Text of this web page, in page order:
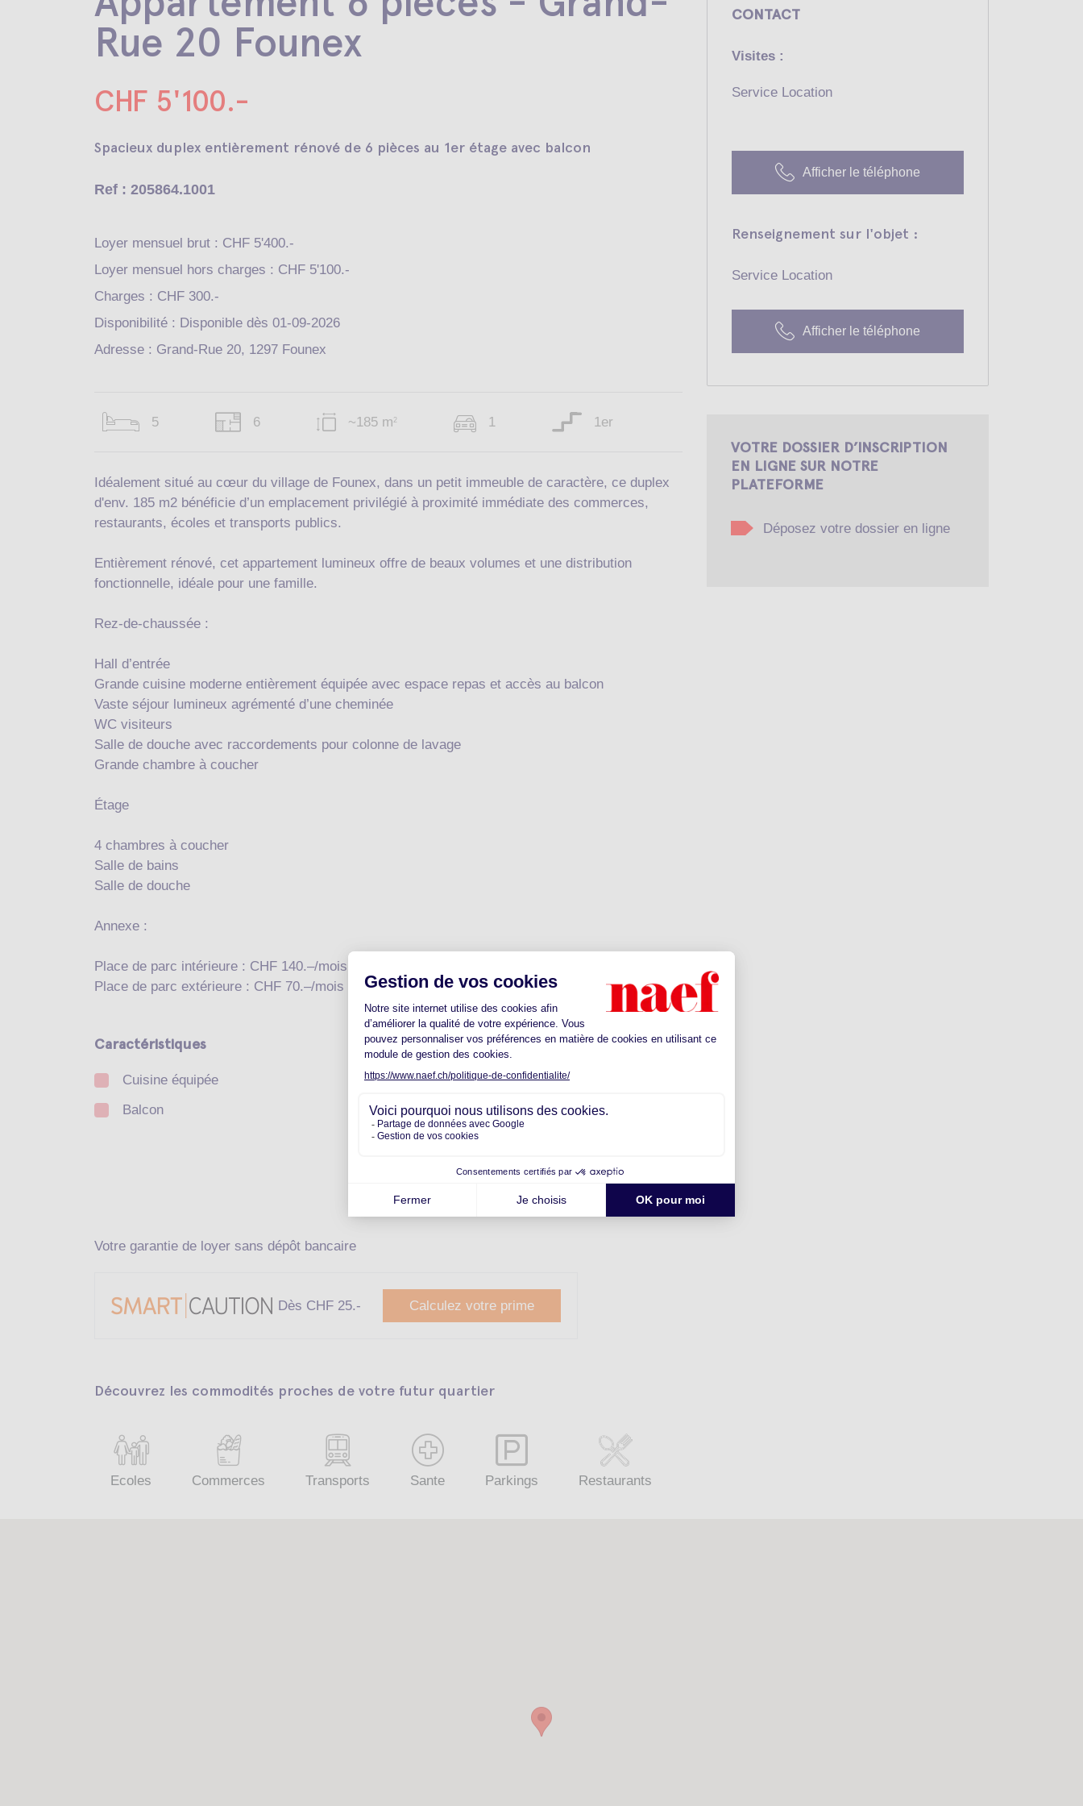
Rue 20 Founex
CHF 5'100.-
Spacieux duplex entièrement rénové de 6 pièces au 1er étage avec balcon
Ref : 205864.1001
Loyer mensuel brut : CHF 5'400.-
Loyer mensuel hors charges : CHF 5'100.-
Charges : CHF 300.-
Disponibilité : Disponible dès 01-09-2026
Adresse : Grand-Rue 20, 1297 Founex
5 6 ~185 m2 1 1er
Idéalement situé au cœur du village de Founex, dans un petit immeuble de caractère, ce duplex
d'env. 185 m2 bénéficie d’un emplacement privilégié à proximité immédiate des commerces,
restaurants, écoles et transports publics.
Entièrement rénové, cet appartement lumineux offre de beaux volumes et une distribution
fonctionnelle, idéale pour une famille.
Rez-de-chaussée :
Hall d’entrée
Grande cuisine moderne entièrement équipée avec espace repas et accès au balcon
Vaste séjour lumineux agrémenté d’une cheminée
WC visiteurs
Salle de douche avec raccordements pour colonne de lavage
Grande chambre à coucher
Étage
4 chambres à coucher
Salle de bains
Salle de douche
Annexe :
Place de parc intérieure : CHF 140.–/mois (en sus)
Place de parc extérieure : CHF 70.–/mois (en sus)
Caractéristiques
Cuisine équipée
Cheminée
Balcon
Parking
CONTACT
Visites :
Service Location
Afficher le téléphone
Renseignement sur l'objet :
Service Location
Afficher le téléphone
VOTRE DOSSIER D’INSCRIPTION
EN LIGNE SUR NOTRE
PLATEFORME
Déposez votre dossier en ligne
Votre garantie de loyer sans dépôt bancaire
Dès CHF 25.- Calculez votre prime
Découvrez les commodités proches de votre futur quartier
Ecoles Commerces Transports Sante Parkings Restaurants